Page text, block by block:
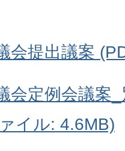
会提出議案
会定例会議案
イル: 4.6MB)